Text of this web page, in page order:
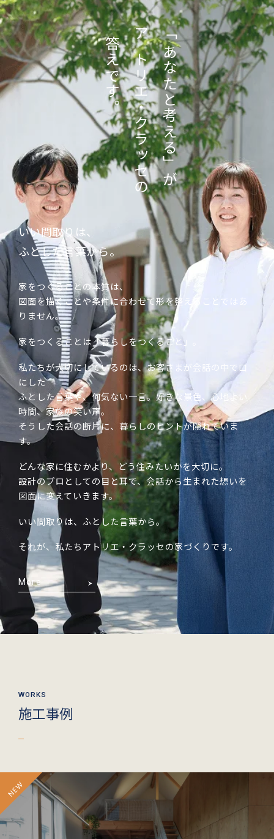
「あなたと考える」が
アトリエ・クラッセの
答えです。
いい間取りは、
ふとした言葉から。
家をつくることの本質は、
図面を描くことや条件に合わせて形を整えることではあ
りません。
家をつくることは「暮らしをつくること」。
私たちが大切にしているのは、お客さまが会話の中で口
にした
ふとした言葉や、何気ない一言。好きな景色、心地よい
時間、家族の笑い声。
そうした会話の断片に、暮らしのヒントが隠れていま
す。
どんな家に住むかより、どう住みたいかを大切に。
設計のプロとしての目と耳で、会話から生まれた想いを
図面に変えていきます。
いい間取りは、ふとした言葉から。
それが、私たちアトリエ・クラッセの家づくりです。
More
施工事例